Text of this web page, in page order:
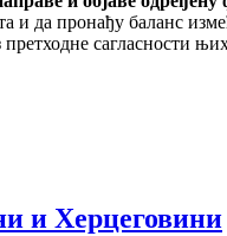
и да пронађу баланс
претходне сагласности
и Херцеговини